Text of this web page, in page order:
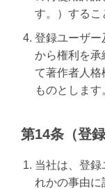
す。）するこ
登録ユーザー
から権利を承
て著作者人格
ものとします
第14条（登録
当社は、登
れかの事由に